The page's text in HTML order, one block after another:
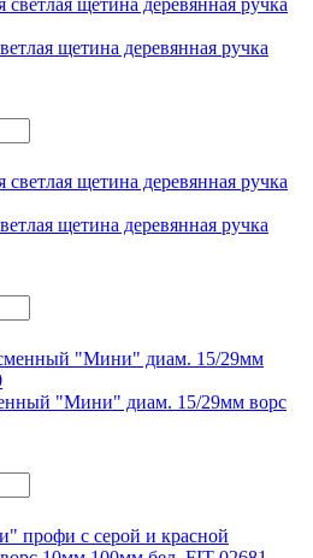
щетина деревянная ручка
щетина деревянная ручка
"Мини" диам. 15/29мм ворс